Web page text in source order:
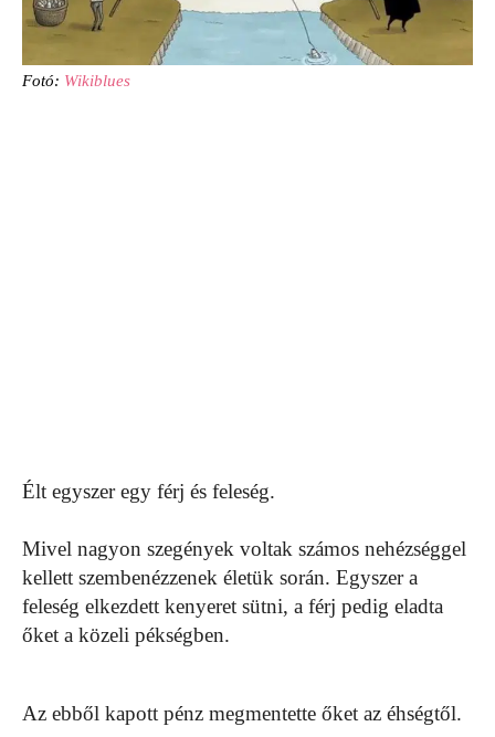
Fotó: Wikiblues
Élt egyszer egy férj és feleség.
Mivel nagyon szegények voltak számos nehézséggel
kellett szembenézzenek életük során. Egyszer a
feleség elkezdett kenyeret sütni, a férj pedig eladta
őket a közeli pékségben.
Az ebből kapott pénz megmentette őket az éhségtől.